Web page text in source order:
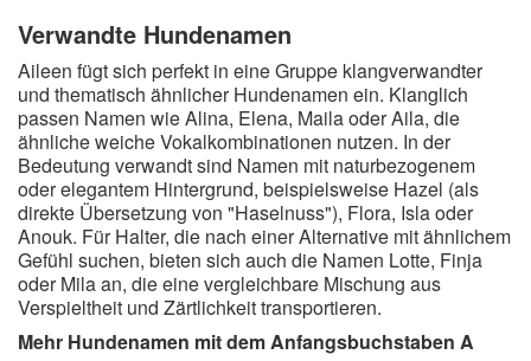
Verwandte Hundenamen
Aileen fügt sich perfekt in eine Gruppe klangverwandter
und thematisch ähnlicher Hundenamen ein. Klanglich
passen Namen wie Alina, Elena, Maila oder Aila, die
ähnliche weiche Vokalkombinationen nutzen. In der
Bedeutung verwandt sind Namen mit naturbezogenem
oder elegantem Hintergrund, beispielsweise Hazel (als
direkte Übersetzung von "Haselnuss"), Flora, Isla oder
Anouk. Für Halter, die nach einer Alternative mit ähnlichem
Gefühl suchen, bieten sich auch die Namen Lotte, Finja
oder Mila an, die eine vergleichbare Mischung aus
Verspieltheit und Zärtlichkeit transportieren.
Mehr Hundenamen mit dem Anfangsbuchstaben A